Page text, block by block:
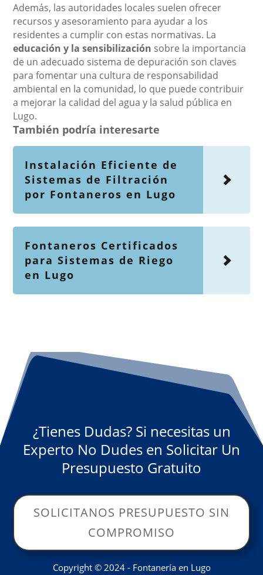
Además, las autoridades locales suelen ofrecer
recursos y asesoramiento para ayudar a los
residentes a cumplir con estas normativas. La
educación y la sensibilización sobre la importancia
de un adecuado sistema de depuración son claves
para fomentar una cultura de responsabilidad
ambiental en la comunidad, lo que puede contribuir
a mejorar la calidad del agua y la salud pública en
Lugo.
También podría interesarte
Instalación Eficiente de
Sistemas de Filtración
por Fontaneros en Lugo
Fontaneros Certificados
para Sistemas de Riego
en Lugo
¿Tienes Dudas? Si necesitas un
Experto No Dudes en Solicitar Un
Presupuesto Gratuito
SOLICITANOS PRESUPUESTO SIN
COMPROMISO
Copyright © 2024 - Fontanería en Lugo